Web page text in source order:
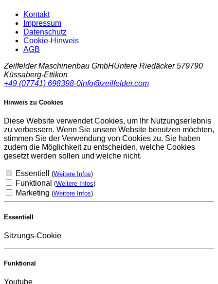
Kontakt
Impressum
Datenschutz
Cookie-Hinweis
AGB
Zeilfelder Maschinenbau GmbHUntere Riedäcker 579790
Küssaberg-Ettikon
+49 (07741) 698398-0info@zeilfelder.com
Hinweis zu Cookies
Diese Website verwendet Cookies, um Ihr Nutzungserlebnis
zu verbessern. Wenn Sie unsere Website benutzen möchten,
stimmen Sie der Verwendung von Cookies zu. Sie haben
zudem die Möglichkeit zu entscheiden, welche Cookies
gesetzt werden sollen und welche nicht.
Essentiell (Weitere Infos)
Funktional (Weitere Infos)
Marketing (Weitere Infos)
Essentiell
Sitzungs-Cookie
Funktional
Youtube